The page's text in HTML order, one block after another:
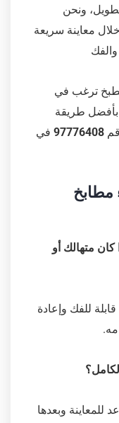
ونحن
معاينة سريعة
مطبخ ترغب في
بأفضل طريقة
97776408 في
مطابخ
متهالك أو
للفك وإعادة
للمعاينة وبعدها